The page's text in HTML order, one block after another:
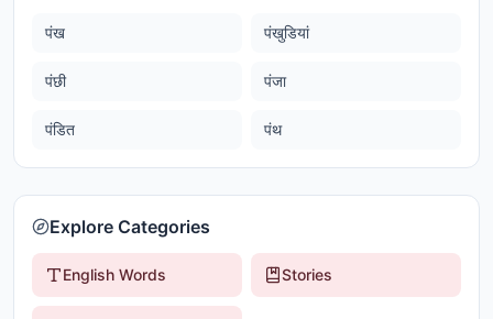
पंख पंखुडियां
पंछी पंजा
पंडित पंथ
Explore Categories
English Words Stories